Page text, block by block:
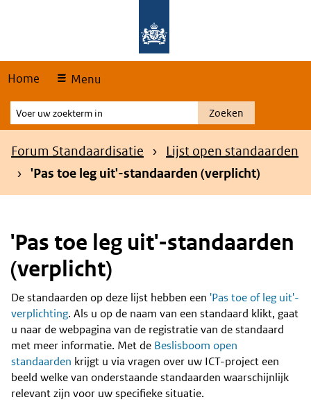
Home Menu
Voer
uw
zoekterm
Zoeken
Kruimelpad
Forum Standaardisatie
Lijst open standaarden
'Pas toe leg uit'-standaarden (verplicht)
'Pas toe leg uit'-standaarden
(verplicht)
Content
De standaarden op deze lijst hebben een 'Pas toe of leg uit'-
verplichting. Als u op de naam van een standaard klikt, gaat
u naar de webpagina van de registratie van de standaard
met meer informatie. Met de Beslisboom open
standaarden krijgt u via vragen over uw ICT-project een
beeld welke van onderstaande standaarden waarschijnlijk
relevant zijn voor uw specifieke situatie.